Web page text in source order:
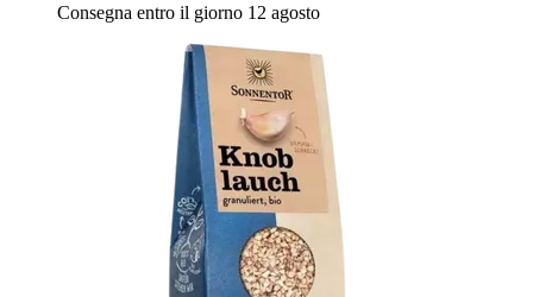
Consegna entro il giorno 12 agosto